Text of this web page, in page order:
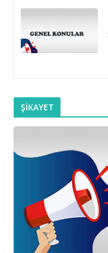
Doğrudan Temin
Komisyonunun
16 Eylül 2025
Belediye Şirketleri
16 Eylül 2025
Taşıt Kiralama
Hatalı Belirlenmesi
16 Eylül 2025
ŞİKAYET